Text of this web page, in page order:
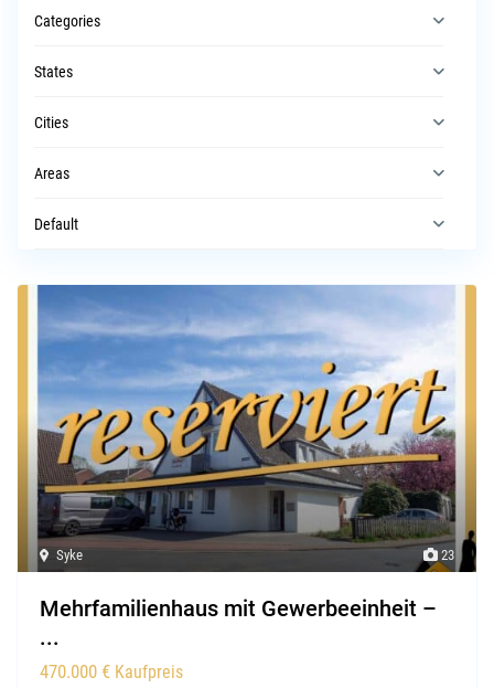
Categories
States
Cities
Areas
Default
23
Syke
Mehrfamilienhaus mit Gewerbeeinheit –
...
470.000 € Kaufpreis